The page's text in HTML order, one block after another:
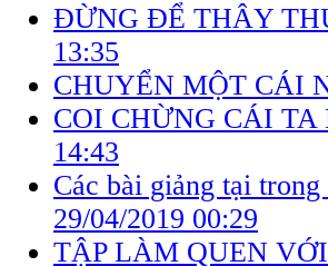
ĐỪNG ĐỂ THÂY
13:35
CHUYỂN MỘT CÁI
COI CHỪNG CÁI
14:43
Các bài giảng tại
29/04/2019 00:29
TẬP LÀM QUEN